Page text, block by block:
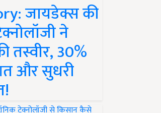
जायडेक्स की
ने
तस्वीर, 30%
और सुधरी